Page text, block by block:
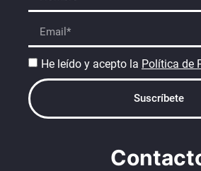
He leído y acepto la Política de
Suscríbete